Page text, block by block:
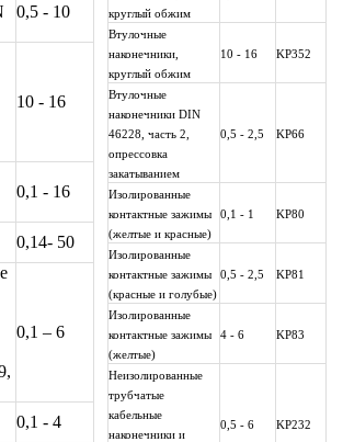
0,5 - 10
10 - 16
0,1 - 16
0,14- 50
0,1 – 6
0,1 - 4
круглый обжим
Втулочные
наконечники,
круглый обжим
10 - 16 KP352
Втулочные
наконечники DIN
46228, часть 2,
опрессовка
закатыванием
0,5 - 2,5 KP66
Изолированные
контактные зажимы
(желтые и красные)
0,1 - 1 KP80
Изолированные
контактные зажимы
(красные и голубые)
0,5 - 2,5 KP81
Изолированные
контактные зажимы
(желтые)
4 - 6 KP83
Неизолированные
трубчатые
кабельные
наконечники и
0,5 - 6 KP232